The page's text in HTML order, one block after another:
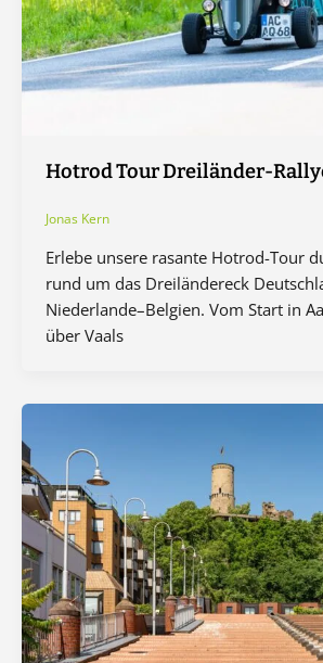
Hotrod Tour Dreiländer-
Jonas Kern
Erlebe unsere rasante Hotrod-Tour
rund um das Dreiländereck
Niederlande–Belgien. Vom Start in
über Vaals